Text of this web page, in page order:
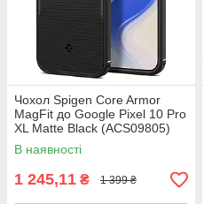
Чохол Spigen Core Armor
MagFit до Google Pixel 10 Pro
XL Matte Black (ACS09805)
В наявності
1 245,11 ₴ 1 399 ₴